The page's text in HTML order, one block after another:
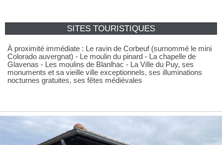
SITES TOURISTIQUES
À proximité immédiate : Le ravin de Corbeuf (surnommé le mini
Colorado auvergnat) - Le moulin du pinard - La chapelle de
Glavenas - Les moulins de Blanlhac - La Ville du Puy, ses
monuments et sa vieille ville exceptionnels, ses illuminations
nocturnes gratuites, ses fêtes médiévales